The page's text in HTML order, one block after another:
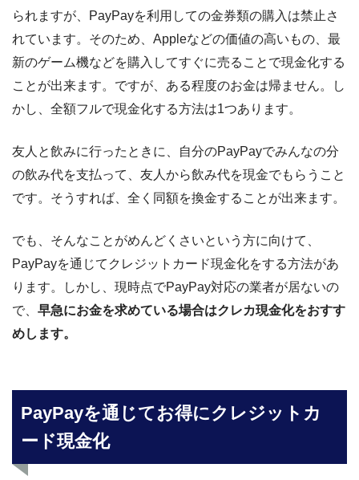
られますが、PayPayを利用しての金券類の購入は禁止さ
れています。そのため、Appleなどの価値の高いもの、最
新のゲーム機などを購入してすぐに売ることで現金化する
ことが出来ます。ですが、ある程度のお金は帰ません。し
かし、全額フルで現金化する方法は1つあります。
友人と飲みに行ったときに、自分のPayPayでみんなの分
の飲み代を支払って、友人から飲み代を現金でもらうこと
です。そうすれば、全く同額を換金することが出来ます。
でも、そんなことがめんどくさいという方に向けて、
PayPayを通じてクレジットカード現金化をする方法があ
ります。しかし、現時点でPayPay対応の業者が居ないの
で、 早急にお金を求めている場合はクレカ現金化をおすす
めします。
PayPayを通じてお得にクレジットカ
ード現金化